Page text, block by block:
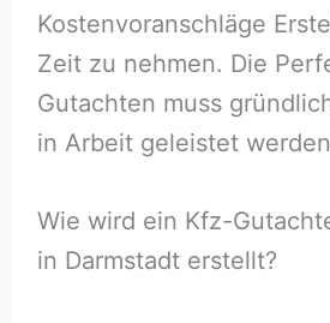
Kostenvoranschläge
Zeit zu nehmen. Die
Gutachten muss
in Arbeit geleistet
Wie wird ein Kfz-
in Darmstadt erstellt?